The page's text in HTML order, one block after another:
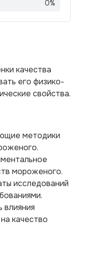
0%
качества
его физико-
свойства.
методики
мороженого.
исследований
влияния
качество